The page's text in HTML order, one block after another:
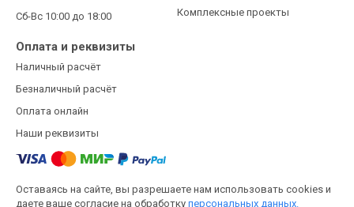
Сб-Вс 10:00 до 18:00
Комплексные проекты
Оплата и реквизиты
Наличный расчёт
Безналичный расчёт
Оплата онлайн
Наши реквизиты
Оставаясь на сайте, вы разрешаете нам использовать cookies и
даете ваше согласие на обработку персональных данных.